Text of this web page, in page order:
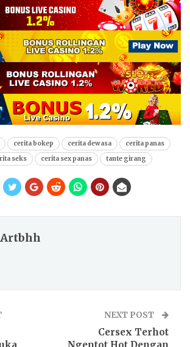
cerita bokep cerita dewasa
cerita panas
seks cerita sex panas tante girang
Artbhh
NEXT POST
Cersex Terhot